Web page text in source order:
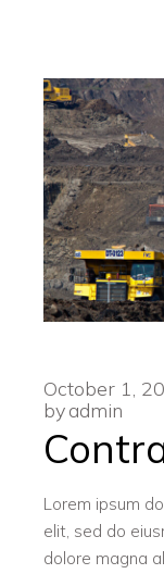
October 1,
byadmin
Lorem ipsum
elit, sed do
dolore magna